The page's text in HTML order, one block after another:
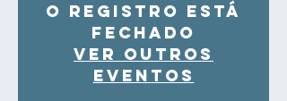
O registro está
fechado
Ver outros
eventos